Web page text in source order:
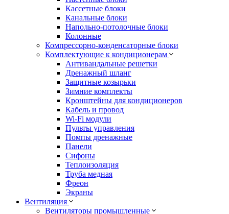
Кассетные блоки
Канальные блоки
Напольно-потолочные блоки
Колонные
Компрессорно-конденсаторные блоки
Комплектующие к кондиционерам
Антивандальные решетки
Дренажный шланг
Защитные козырьки
Зимние комплекты
Кронштейны для кондиционеров
Кабель и провод
Wi-Fi модули
Пульты управления
Помпы дренажные
Панели
Сифоны
Теплоизоляция
Труба медная
Фреон
Экраны
Вентиляция
Вентиляторы промышленные